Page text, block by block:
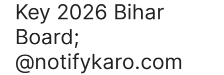
Key 2026 Bihar
Board;
@notifykaro.com